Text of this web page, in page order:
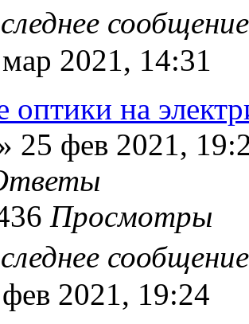
2021, 14:31
оптики на
25 фев 2021,
Просмотры
2021, 19:24